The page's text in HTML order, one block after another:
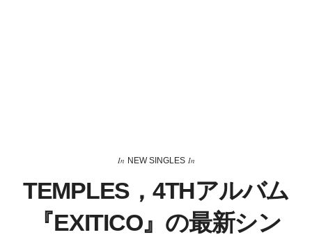
In NEW SINGLES In
TEMPLES，4THアルバム
『EXITICO』の最新シン